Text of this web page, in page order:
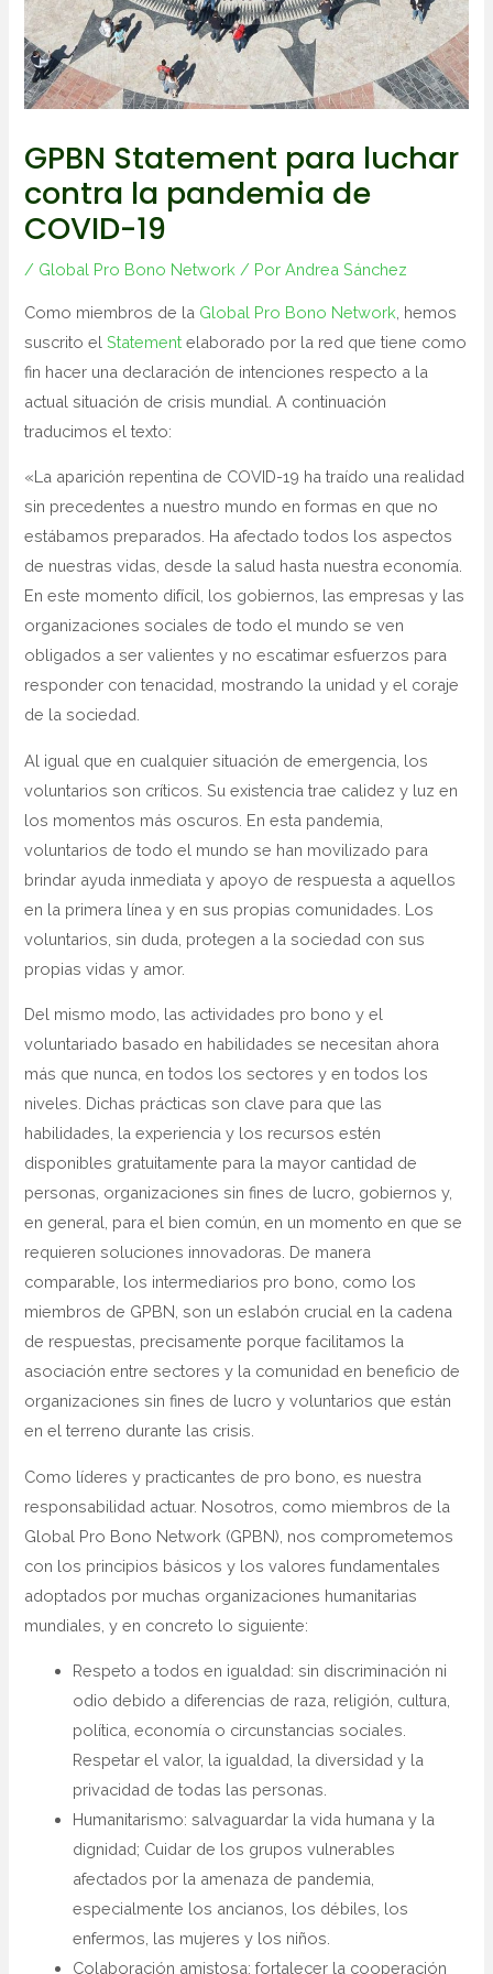
GPBN Statement para luchar
contra la pandemia de
COVID-19
/ Global Pro Bono Network / PorAndrea Sánchez
Como miembros de la Global Pro Bono Network , hemos
suscrito elStatement elaborado por la red que tiene como
fin hacer una declaración de intenciones respecto a la
actual situación de crisis mundial. A continuación
traducimos el texto:
«La aparición repentina de COVID-19 ha traído una realidad
sin precedentes a nuestro mundo en formas en que no
estábamos preparados. Ha afectado todos los aspectos
de nuestras vidas, desde la salud hasta nuestra economía.
En este momento difícil, los gobiernos, las empresas y las
organizaciones sociales de todo el mundo se ven
obligados a ser valientes y no escatimar esfuerzos para
responder con tenacidad, mostrando la unidad y el coraje
de la sociedad.
Al igual que en cualquier situación de emergencia, los
voluntarios son críticos. Su existencia trae calidez y luz en
los momentos más oscuros. En esta pandemia,
voluntarios de todo el mundo se han movilizado para
brindar ayuda inmediata y apoyo de respuesta a aquellos
en la primera línea y en sus propias comunidades. Los
voluntarios, sin duda, protegen a la sociedad con sus
propias vidas y amor.
Del mismo modo, las actividades pro bono y el
voluntariado basado en habilidades se necesitan ahora
más que nunca, en todos los sectores y en todos los
niveles. Dichas prácticas son clave para que las
habilidades, la experiencia y los recursos estén
disponibles gratuitamente para la mayor cantidad de
personas, organizaciones sin fines de lucro, gobiernos y,
en general, para el bien común, en un momento en que se
requieren soluciones innovadoras. De manera
comparable, los intermediarios pro bono, como los
miembros de GPBN, son un eslabón crucial en la cadena
de respuestas, precisamente porque facilitamos la
asociación entre sectores y la comunidad en beneficio de
organizaciones sin fines de lucro y voluntarios que están
en el terreno durante las crisis.
Como líderes y practicantes de pro bono, es nuestra
responsabilidad actuar. Nosotros, como miembros de la
Global Pro Bono Network (GPBN), nos comprometemos
con los principios básicos y los valores fundamentales
adoptados por muchas organizaciones humanitarias
mundiales, y en concreto lo siguiente:
Respeto a todos en igualdad: sin discriminación ni
odio debido a diferencias de raza, religión, cultura,
política, economía o circunstancias sociales.
Respetar el valor, la igualdad, la diversidad y la
privacidad de todas las personas.
Humanitarismo: salvaguardar la vida humana y la
dignidad; Cuidar de los grupos vulnerables
afectados por la amenaza de pandemia,
especialmente los ancianos, los débiles, los
enfermos, las mujeres y los niños.
Colaboración amistosa: fortalecer la cooperación